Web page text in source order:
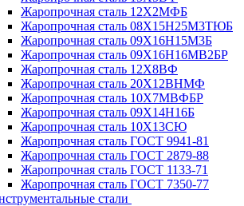
Жаропрочная сталь 12Х2МФБ
Жаропрочная сталь 08Х15Н25М3ТЮБ
Жаропрочная сталь 09Х16Н15М3Б
Жаропрочная сталь 09Х16Н16МВ2БР
Жаропрочная сталь 12Х8ВФ
Жаропрочная сталь 20Х12ВНМФ
Жаропрочная сталь 10Х7МВФБР
Жаропрочная сталь 09Х14Н16Б
Жаропрочная сталь 10Х13СЮ
Жаропрочная сталь ГОСТ 9941-81
Жаропрочная сталь ГОСТ 2879-88
Жаропрочная сталь ГОСТ 1133-71
Жаропрочная сталь ГОСТ 7350-77
стали